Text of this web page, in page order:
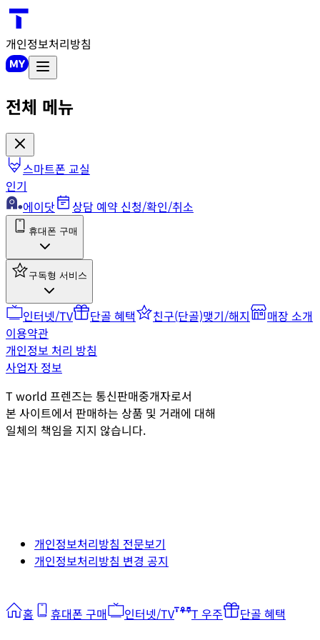
개인정보처리방침
전체 메뉴
스마트폰 교실
인기
에이닷
상담 예약 신청/확인/취소
휴대폰 구매
구독형 서비스
인터넷/TV 단골 혜택 친구(단골)맺기/해지
매장 소개
이용약관
개인정보 처리 방침
사업자 정보
T world 프렌즈는 통신판매중개자로서
본 사이트에서 판매하는 상품 및 거래에 대해
일체의 책임을 지지 않습니다.
개인정보처리방침 전문보기
개인정보처리방침 변경 공지
홈 휴대폰 구매 인터넷/TV T 우주 단골 혜택